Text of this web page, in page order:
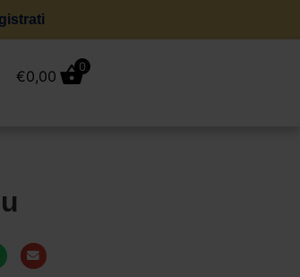
€0,00
0